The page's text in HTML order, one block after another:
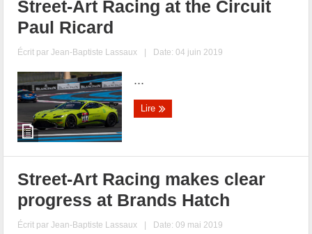
Street-Art Racing at the Circuit
Paul Ricard
Écrit parJean-Baptiste Lassaux | Date: 04 juin 2019
...
Lire
Street-Art Racing makes clear
progress at Brands Hatch
Écrit parJean-Baptiste Lassaux | Date: 09 mai 2019